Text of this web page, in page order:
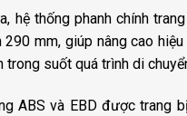
hệ thống phanh chính
mm, giúp nâng cao
trong suốt quá trình di
ABS và EBD được trang